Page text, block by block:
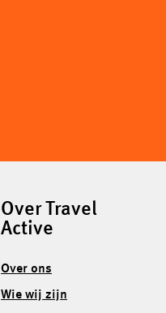
Over Travel
Active
Over ons
Wie wij zijn